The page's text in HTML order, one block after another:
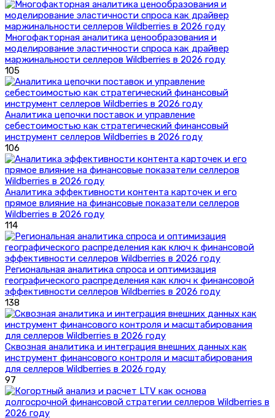
Многофакторная аналитика ценообразования и
моделирование эластичности спроса как драйвер
маржинальности селлеров Wildberries в 2026 году
105
Аналитика цепочки поставок и управление
себестоимостью как стратегический финансовый
инструмент селлеров Wildberries в 2026 году
106
Аналитика эффективности контента карточек и его
прямое влияние на финансовые показатели селлеров
Wildberries в 2026 году
114
Региональная аналитика спроса и оптимизация
географического распределения как ключ к финансовой
эффективности селлеров Wildberries в 2026 году
138
Сквозная аналитика и интеграция внешних данных как
инструмент финансового контроля и масштабирования
для селлеров Wildberries в 2026 году
97